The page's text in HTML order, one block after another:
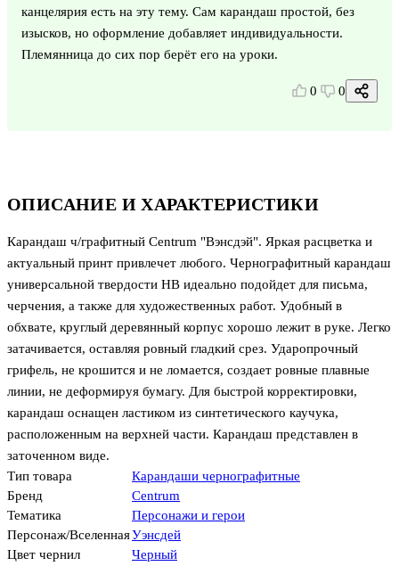
ОПИСАНИЕ И ХАРАКТЕРИСТИКИ
Карандаш ч/графитный Centrum "Вэнсдэй". Яркая расцветка и
актуальный принт привлечет любого. Чернографитный карандаш
универсальной твердости HB идеально подойдет для письма,
черчения, а также для художественных работ. Удобный в
обхвате, круглый деревянный корпус хорошо лежит в руке. Легко
затачивается, оставляя ровный гладкий срез. Ударопрочный
грифель, не крошится и не ломается, создает ровные плавные
линии, не деформируя бумагу. Для быстрой корректировки,
карандаш оснащен ластиком из синтетического каучука,
расположенным на верхней части. Карандаш представлен в
заточенном виде.
Тип товара
Карандаши чернографитные
Бренд
Centrum
Тематика
Персонажи и герои
Персонаж/ВселеннаяУэнсдей
Цвет чернил
Черный
канцелярия есть на эту тему. Сам карандаш простой, без
изысков, но оформление добавляет индивидуальности.
Племянница до сих пор берёт его на уроки.
0 0